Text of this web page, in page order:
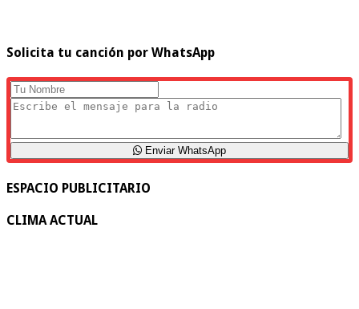
Solicita tu canción por WhatsApp
Enviar WhatsApp
ESPACIO PUBLICITARIO
CLIMA ACTUAL